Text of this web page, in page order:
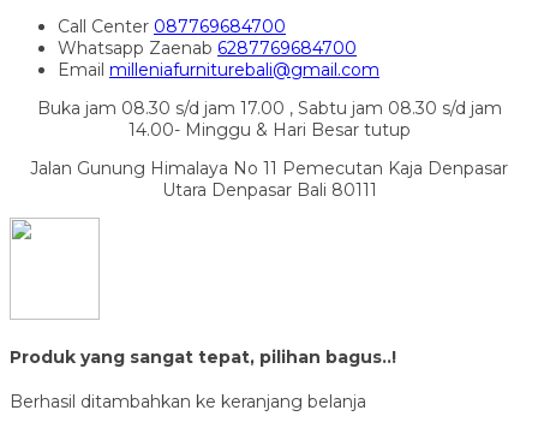
Call Center 087769684700
Whatsapp Zaenab 6287769684700
Email milleniafurniturebali@gmail.com
Buka jam 08.30 s/d jam 17.00 , Sabtu jam 08.30 s/d jam
14.00- Minggu & Hari Besar tutup
Jalan Gunung Himalaya No 11 Pemecutan Kaja Denpasar
Utara Denpasar Bali 80111
Produk yang sangat tepat, pilihan bagus..!
Berhasil ditambahkan ke keranjang belanja